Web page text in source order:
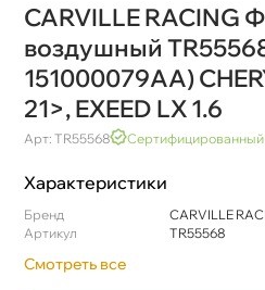
CARVILLE RACING
оздушный TR55568
151000079AA)
21>, EXEED LX 1.6
Арт: TR55568 Сертифицированный
Характеристики
Бренд
CARVILLE
Артикул
TR55568
Смотреть все